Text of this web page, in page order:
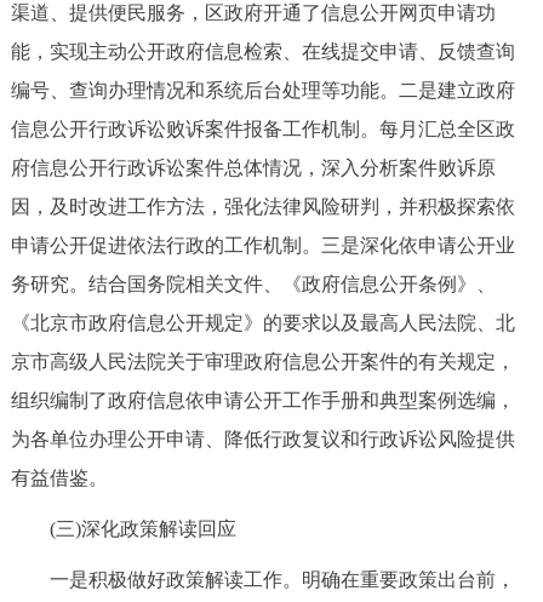
渠道、提供便民服务，区政府开通了信息公开网页申请功
能，实现主动公开政府信息检索、在线提交申请、反馈查询
编号、查询办理情况和系统后台处理等功能。二是建立政府
信息公开行政诉讼败诉案件报备工作机制。每月汇总全区政
府信息公开行政诉讼案件总体情况，深入分析案件败诉原
因，及时改进工作方法，强化法律风险研判，并积极探索依
申请公开促进依法行政的工作机制。三是深化依申请公开业
务研究。结合国务院相关文件、《政府信息公开条例》、
《北京市政府信息公开规定》的要求以及最高人民法院、北
京市高级人民法院关于审理政府信息公开案件的有关规定，
组织编制了政府信息依申请公开工作手册和典型案例选编，
为各单位办理公开申请、降低行政复议和行政诉讼风险提供
有益借鉴。
(三)深化政策解读回应
一是积极做好政策解读工作。明确在重要政策出台前，